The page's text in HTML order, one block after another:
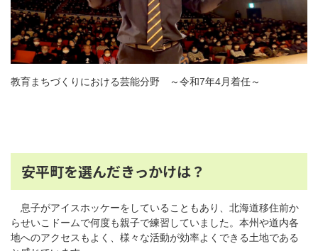
教育まちづくりにおける芸能分野 ～令和7年4月着任～
安平町を選んだきっかけは？
息子がアイスホッケーをしていることもあり、北海道移住前か
らせいこドームで何度も親子で練習していました。本州や道内各
地へのアクセスもよく、様々な活動が効率よくできる土地である